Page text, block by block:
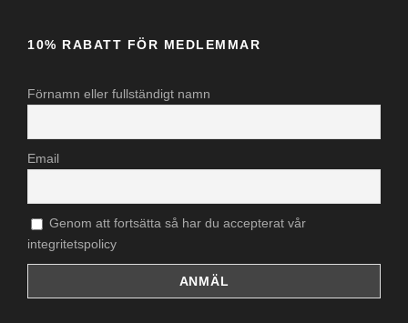
10% RABATT FÖR MEDLEMMAR
Förnamn eller fullständigt namn
Email
Genom att fortsätta så har du accepterat vår
integritetspolicy